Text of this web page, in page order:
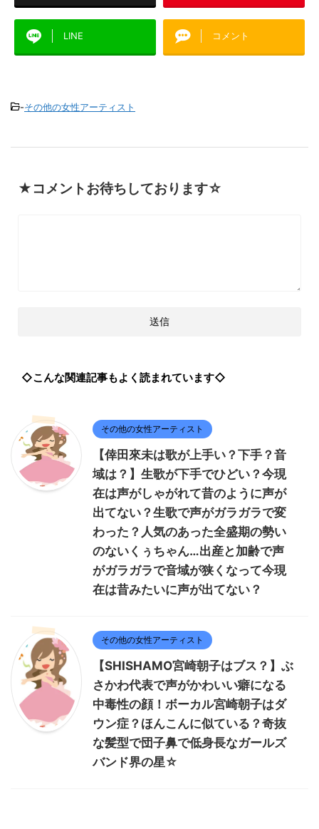
LINE コメント
-その他の女性アーティスト
★コメントお待ちしております☆
◇こんな関連記事もよく読まれています◇
その他の女性アーティスト
【倖田來未は歌が上手い？下手？音
域は？】生歌が下手でひどい？今現
在は声がしゃがれて昔のように声が
出てない？生歌で声がガラガラで変
わった？人気のあった全盛期の勢い
のないくぅちゃん…出産と加齢で声
がガラガラで音域が狭くなって今現
在は昔みたいに声が出てない？
その他の女性アーティスト
【SHISHAMO宮崎朝子はブス？】ぶ
さかわ代表で声がかわいい癖になる
中毒性の顔！ボーカル宮崎朝子はダ
ウン症？ほんこんに似ている？奇抜
な髪型で団子鼻で低身長なガールズ
バンド界の星☆